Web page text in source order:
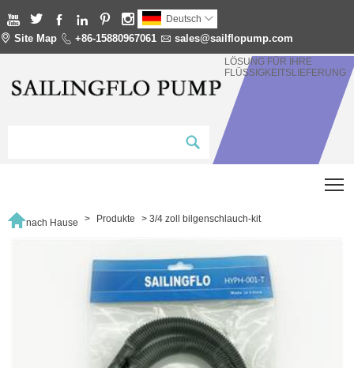
      Deutsch 
 Site Map  +86-15880967061  sales@sailflopump.com
LÖSUNG FÜR IHRE
FLÜSSIGKEITSLIEFERUNG
nach Hause > Produkte >3/4 zoll bilgenschlauch-kit